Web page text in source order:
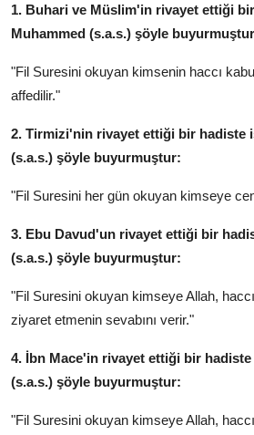
1. Buhari ve Müslim'in rivayet ettiği
Muhammed (s.a.s.) şöyle
"Fil Suresini okuyan kimsenin haccı
affedilir."
2. Tirmizi'nin rivayet ettiği bir hadiste
(s.a.s.) şöyle buyurmuştur:
"Fil Suresini her gün okuyan kimseye
3. Ebu Davud'un rivayet ettiği bir
(s.a.s.) şöyle buyurmuştur:
"Fil Suresini okuyan kimseye Allah,
ziyaret etmenin sevabını verir."
4. İbn Mace'in rivayet ettiği bir
(s.a.s.) şöyle buyurmuştur:
"Fil Suresini okuyan kimseye Allah,